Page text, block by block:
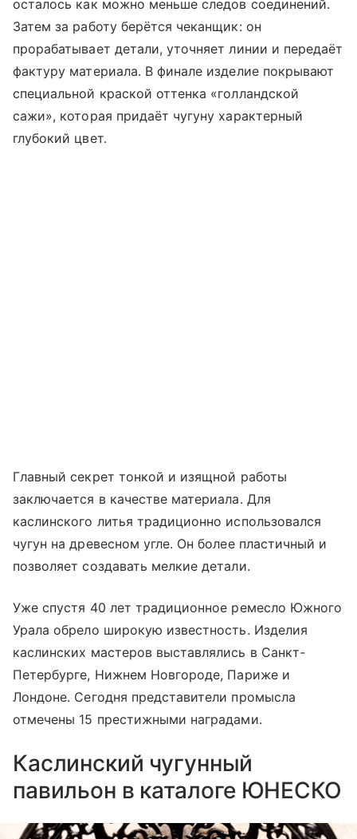
осталось как можно меньше следов соединений.
Затем за работу берётся чеканщик: он
прорабатывает детали, уточняет линии и передаёт
фактуру материала. В финале изделие покрывают
специальной краской оттенка «голландской
сажи», которая придаёт чугуну характерный
глубокий цвет.
Главный секрет тонкой и изящной работы
заключается в качестве материала. Для
каслинского литья традиционно использовался
чугун на древесном угле. Он более пластичный и
позволяет создавать мелкие детали.
Уже спустя 40 лет традиционное ремесло Южного
Урала обрело широкую известность. Изделия
каслинских мастеров выставлялись в Санкт-
Петербурге, Нижнем Новгороде, Париже и
Лондоне. Сегодня представители промысла
отмечены 15 престижными наградами.
Каслинский чугунный
павильон в каталоге ЮНЕСКО